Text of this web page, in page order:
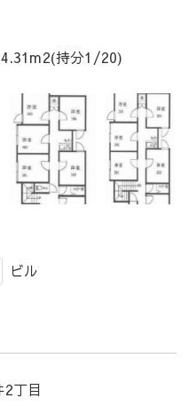
持分1/20)
ビル
2丁目